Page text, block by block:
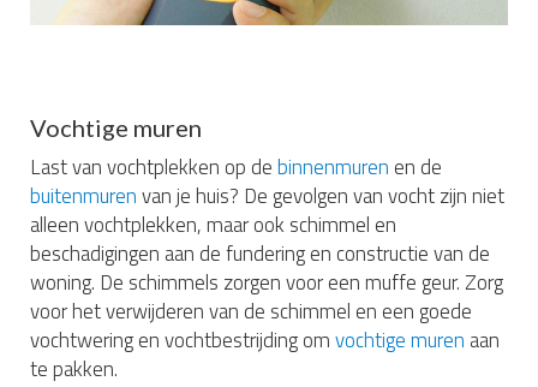
Vochtige muren
Last van vochtplekken op debinnenmuren en de
buitenmurenvan je huis? De gevolgen van vocht zijn niet
alleen vochtplekken, maar ook schimmel en
beschadigingen aan de fundering en constructie van de
woning. De schimmels zorgen voor een muffe geur. Zorg
voor het verwijderen van de schimmel en een goede
vochtwering en vochtbestrijding omvochtige muren aan
te pakken.